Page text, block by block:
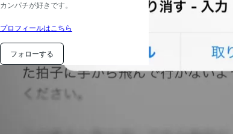
カンパチが好きです。
プロフィールはこちら
フォローする